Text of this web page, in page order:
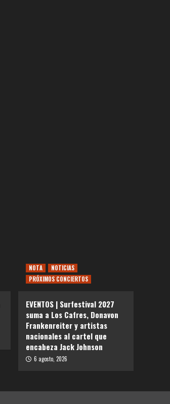
NOTA
NOTICIAS
PRÓXIMOS CONCIERTOS
EVENTOS | Surfestival 2027
suma a Los Cafres, Donavon
Frankenreiter y artistas
nacionales al cartel que
encabeza Jack Johnson
6 agosto, 2026